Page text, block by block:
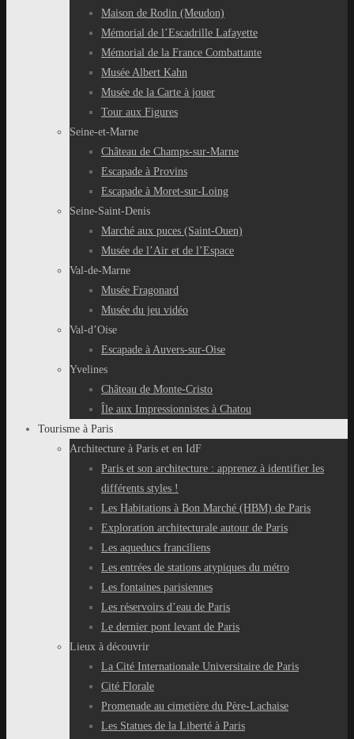
Maison de Rodin (Meudon)
Mémorial de l’Escadrille Lafayette
Mémorial de la France Combattante
Musée Albert Kahn
Musée de la Carte à jouer
Tour aux Figures
Seine-et-Marne
Château de Champs-sur-Marne
Escapade à Provins
Escapade à Moret-sur-Loing
Seine-Saint-Denis
Marché aux puces (Saint-Ouen)
Musée de l’Air et de l’Espace
Val-de-Marne
Musée Fragonard
Musée du jeu vidéo
Val-d’Oise
Escapade à Auvers-sur-Oise
Yvelines
Château de Monte-Cristo
Île aux Impressionnistes à Chatou
Tourisme à Paris
Architecture à Paris et en IdF
Paris et son architecture : apprenez à identifier les
différents styles !
Les Habitations à Bon Marché (HBM) de Paris
Exploration architecturale autour de Paris
Les aqueducs franciliens
Les entrées de stations atypiques du métro
Les fontaines parisiennes
Les réservoirs d’eau de Paris
Le dernier pont levant de Paris
Lieux à découvrir
La Cité Internationale Universitaire de Paris
Cité Florale
Promenade au cimetière du Père-Lachaise
Les Statues de la Liberté à Paris